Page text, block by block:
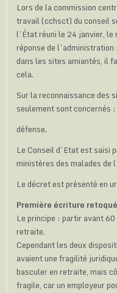
Lors de la commission
travail (cchsct) du conseil
l’État réuni le 24 janvier,
réponse de
dans les sites amiantés, il
cela.
Sur la reconnaissance des
seulement sont concernés
défense.
Le Conseil d’Etat est saisi
ministères des malades de
Le décret est présenté en
Première écriture
Le principe : partir avant
retraite.
Cependant les deux
avaient une fragilité
basculer en retraite, mais
fragile, car un employeur